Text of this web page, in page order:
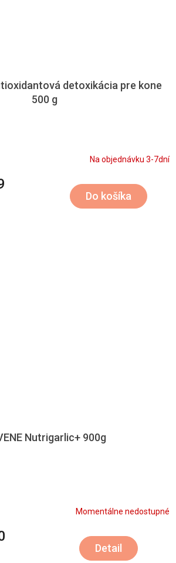
detoxikácia pre kone
500 g
Na objednávku 3-7dní
Do košíka
Nutrigarlic+ 900g
Momentálne nedostupné
Detail